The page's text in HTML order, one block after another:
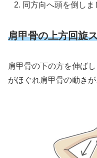
同方向へ頭を倒しま
肩甲骨の上方回旋
肩甲骨の下の方を伸ば
がほぐれ肩甲骨の動き